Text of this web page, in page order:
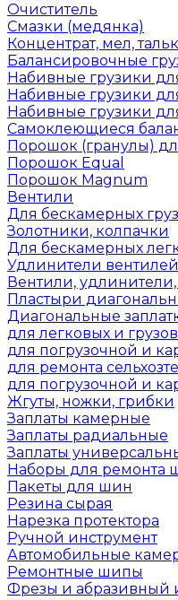
Очиститель
Смазки (медянка)
Концентрат, мел, тальк
Балансировочные
Набивные грузики
Набивные грузики
Набивные грузики
Самоклеющиеся
Порошок (гранулы)
Порошок Equal
Порошок Magnum
Вентили
Для бескамерных
Золотники, колпачки
Для бескамерных
Удлинители вентилей
Вентили,
Пластыри
Диагональные
для легковых и
для погрузочной и
для ремонта
для погрузочной и
Жгуты, ножки, грибки
Заплаты камерные
Заплаты радиальные
Заплаты
Наборы для ремонта
Пакеты для шин
Резина сырая
Нарезка протектора
Ручной инструмент
Автомобильные
Ремонтные шипы
Фрезы и абразивный